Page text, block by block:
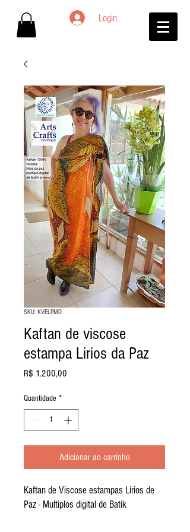
Login
SKU: KVELPMD
Kaftan de viscose
estampa Lirios da Paz
R$ 1.200,00
Quantidade *
Adicionar ao carrinho
Kaftan de Viscose estampas Lírios de
Paz - Multiplos digital de Batik